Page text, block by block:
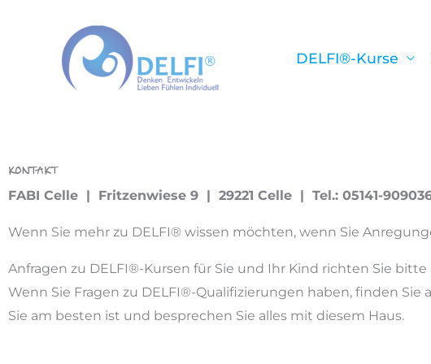
DELFI®-Kurse
Kontakt
FABI Celle | Fritzenwiese 9 | 29221 Celle | Tel.: 05141-
Wenn Sie mehr zu DELFI® wissen möchten, wenn Sie
Anfragen zu DELFI®-Kursen für Sie und Ihr Kind richten Sie
Wenn Sie Fragen zu DELFI®-Qualifizierungen haben, finden Sie
Sie am besten ist und besprechen Sie alles mit diesem Haus.